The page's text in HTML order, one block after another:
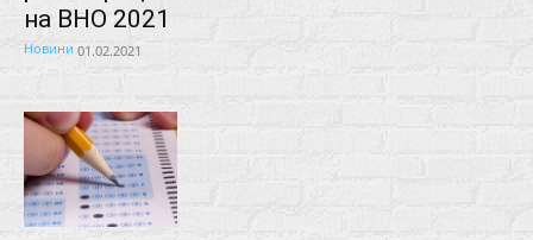
на ВНО 2021
Новини 01.02.2021